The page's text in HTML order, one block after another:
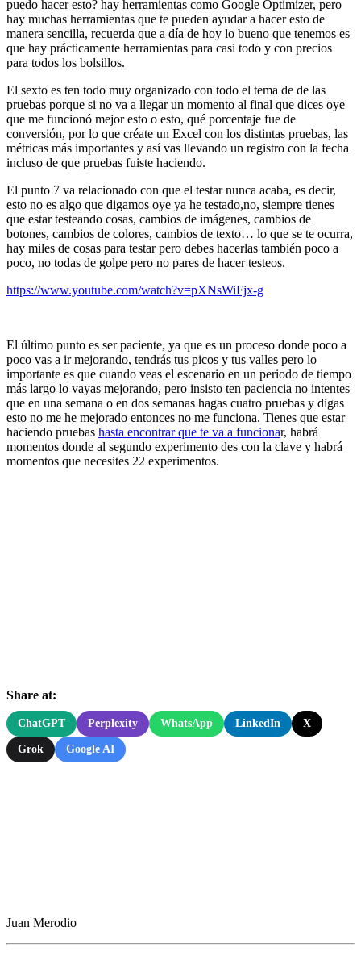
puedo hacer esto? hay herramientas como Google Optimizer, pero
hay muchas herramientas que te pueden ayudar a hacer esto de
manera sencilla, recuerda que a día de hoy lo bueno que tenemos es
que hay prácticamente herramientas para casi todo y con precios
para todos los bolsillos.
El sexto es ten todo muy organizado con todo el tema de de las
pruebas porque si no va a llegar un momento al final que dices oye
que me funcionó mejor esto o esto, qué porcentaje fue de
conversión, por lo que créate un Excel con los distintas pruebas, las
métricas más importantes y así vas llevando un registro con la fecha
incluso de que pruebas fuiste haciendo.
El punto 7 va relacionado con que el testar nunca acaba, es decir,
esto no es algo que digamos oye ya he testado,no, siempre tienes
que estar testeando cosas, cambios de imágenes, cambios de
botones, cambios de colores, cambios de texto… lo que se te ocurra,
hay miles de cosas para testar pero debes hacerlas también poco a
poco, no todas de golpe pero no pares de hacer testeos.
https://www.youtube.com/watch?v=pXNsWiFjx-g
El último punto es ser paciente, ya que es un proceso donde poco a
poco vas a ir mejorando, tendrás tus picos y tus valles pero lo
importante es que cuando veas el escenario en un periodo de tiempo
más largo lo vayas mejorando, pero insisto ten paciencia no intentes
que en una semana o en dos semanas hagas cuatro pruebas y digas
esto no me he mejorado entonces no me funciona. Tienes que estar
haciendo pruebas hasta encontrar que te va a funcionar, habrá
momentos donde al segundo experimento des con la clave y habrá
momentos que necesites 22 experimentos.
Share at:
ChatGPT Perplexity WhatsApp LinkedIn X
Grok Google AI
Juan Merodio